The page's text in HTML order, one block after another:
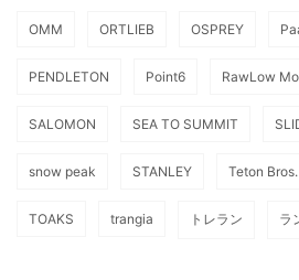
OMM ORTLIEB OSPREY
PENDLETON Point6 RawLow
SALOMON SEA TO SUMMIT
snow peak STANLEY Teton Bros.
TOAKS trangia トレラン ラ